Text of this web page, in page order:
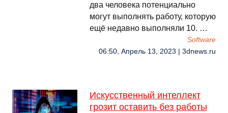
два человека потенциально
могут выполнять работу, которую
ещё недавно выполняли 10. …
Software
06:50, Апрель 13, 2023 | 3dnews.ru
Искусственный интеллект
грозит оставить без работы